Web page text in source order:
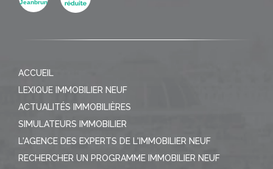
ACCUEIL
LEXIQUE IMMOBILIER NEUF
ACTUALITÉS IMMOBILIÈRES
SIMULATEURS IMMOBILIER
L'AGENCE DES EXPERTS DE L'IMMOBILIER NEUF
RECHERCHER UN PROGRAMME IMMOBILIER NEUF